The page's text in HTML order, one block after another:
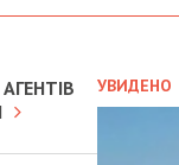
УВИДЕНО